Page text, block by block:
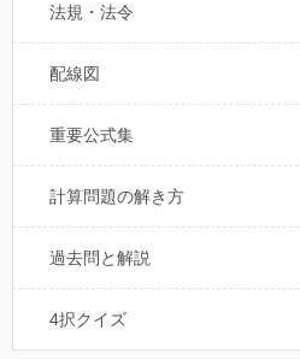
法規・法令
配線図
重要公式集
計算問題の解き方
過去問と解説
4択クイズ